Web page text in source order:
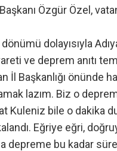
Özgür Özel,
dolayısıyla
ve deprem anıtı
İl Başkanlığı önünde
lazım. Biz o
Kuleniz bile o dakika
Eğriye eğri,
depreme bu kadar